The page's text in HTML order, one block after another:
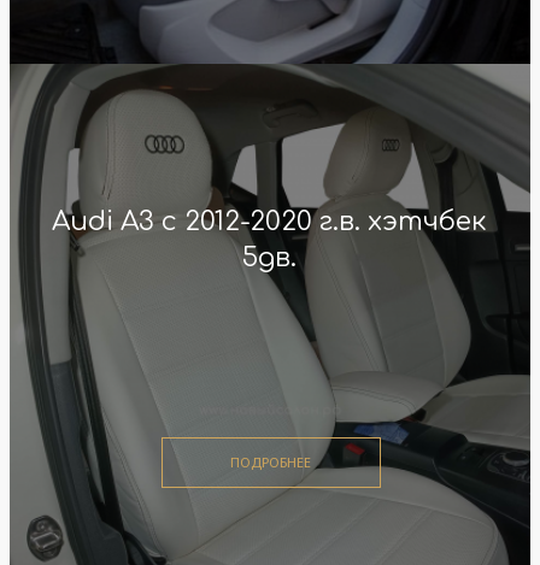
Audi A3 с 2012-2020 г.в. хэтчбек
5дв.
ПОДРОБНЕЕ
ПОДРОБНЕЕ
ПОДРОБНЕЕ